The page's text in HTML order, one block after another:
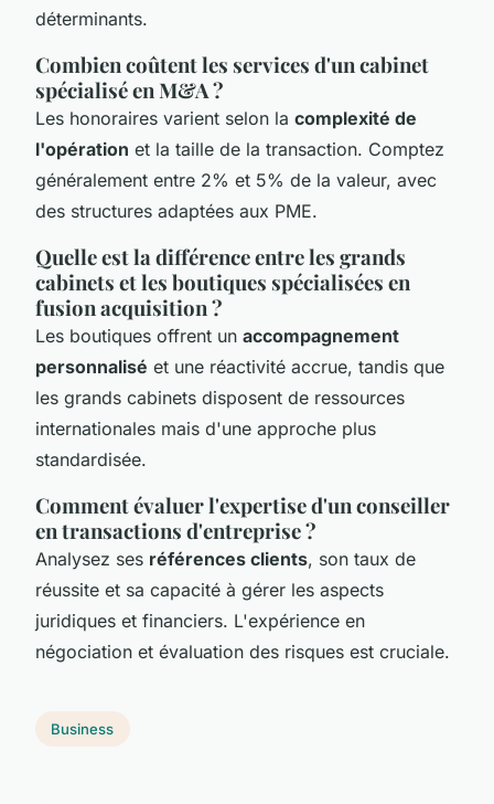
déterminants.
Combien coûtent les services d'un cabinet
spécialisé en M&A ?
Les honoraires varient selon la complexité de
l'opération et la taille de la transaction. Comptez
généralement entre 2% et 5% de la valeur, avec
des structures adaptées aux PME.
Quelle est la différence entre les grands
cabinets et les boutiques spécialisées en
fusion acquisition ?
Les boutiques offrent un accompagnement
personnalisé et une réactivité accrue, tandis que
les grands cabinets disposent de ressources
internationales mais d'une approche plus
standardisée.
Comment évaluer l'expertise d'un conseiller
en transactions d'entreprise ?
Analysez ses références clients, son taux de
réussite et sa capacité à gérer les aspects
juridiques et financiers. L'expérience en
négociation et évaluation des risques est cruciale.
Business